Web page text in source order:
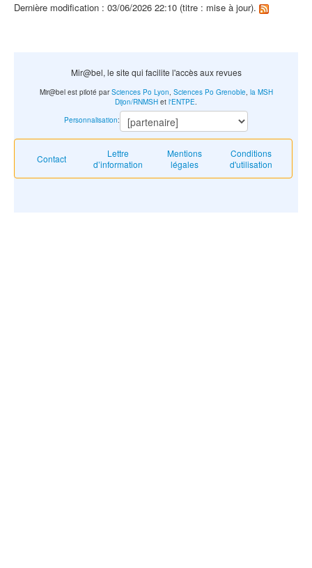
Dernière modification : 03/06/2026 22:10 (titre : mise à jour).
Mir@bel, le site qui facilite l'accès aux revues
Contact
Lettre
d’information
Mentions
légales
Conditions
d'utilisation
Mir@bel est piloté parSciences Po Lyon Sciences Po Grenoble, la MSH
Dijon/RNMSH et l'ENTPE
Personnalisation: